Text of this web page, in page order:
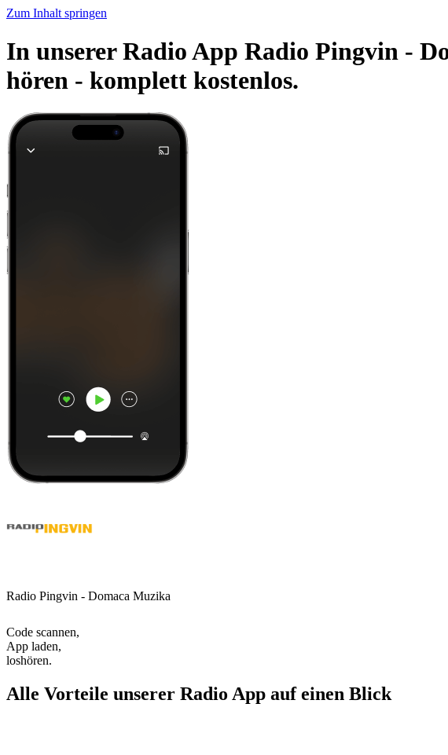
Zum Inhalt springen
In unserer Radio App Radio Pingvin -
hören - komplett kostenlos.
Radio Pingvin - Domaca Muzika
Code scannen,
App laden,
loshören.
Alle Vorteile unserer Radio App auf einen Blick